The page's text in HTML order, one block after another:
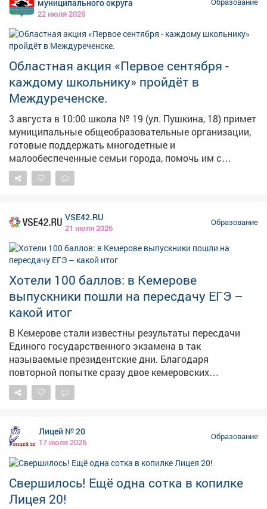
муниципального округа
22 июля 2026
Областная акция «Первое сентября -
каждому школьнику» пройдёт в
Междуреченске.
3 августа в 10:00 школа № 19 (ул. Пушкина, 18) примет
муниципальные общеобразовательные организации,
готовые поддержать многодетные и
малообеспеченные семьи города, помочь им с
подготовкой детей к школе, а также с приобретением
необходимых товаров, в том числе канцелярских
школа «Коррекция и развитие», школа № 23. 📍 12:00-
гимназия № 24, школа № 26. 📍 14:00-16:00 - школа №
4, лицей № 20, лицей № 22, школа № 25.
VSE42.RU
21 июля 2026
Образование
Хотели 100 баллов: в Кемерове
выпускники пошли на пересдачу ЕГЭ –
какой итог
В Кемерове стали известны результаты пересдачи
Единого государственного экзамена в так
называемые президентские дни. Благодаря
повторной попытке сразу двое кемеровских
выпускников получили максимальные 100 баллов.
Одним из новых стобалльников стал выпускник
ЕГЭ по информатике на 95 баллов, однако решил
рискнуть и пересдать экзамен. Это решение
оказалось успешным – школьник набрал
максимальный результат и стал первым в истории
своей школы стобалльником по информатике. Еще
одну блестящую победу одержала выпускница школы
№11 Юлия Суханова. Первоначально она получила 68
Лицей № 20
17 июля 2026
Образование
Свершилось! Ещё одна сотка в копилке
Лицея 20!